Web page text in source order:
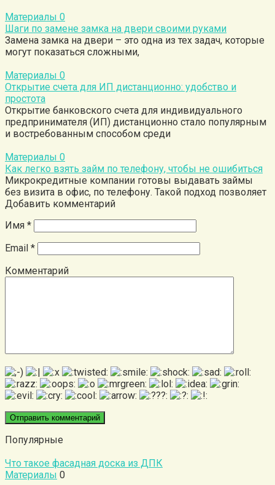
Материалы 0
Шаги по замене замка на двери своими руками
Замена замка на двери – это одна из тех задач, которые
могут показаться сложными,
Материалы 0
Открытие счета для ИП дистанционно: удобство и
простота
Открытие банковского счета для индивидуального
предпринимателя (ИП) дистанционно стало популярным
и востребованным способом среди
Материалы 0
Как легко взять займ по телефону, чтобы не ошибиться
Микрокредитные компании готовы выдавать займы
без визита в офис, по телефону. Такой подход позволяет
Добавить комментарий
Имя *
Email *
Комментарий
Популярные
Что такое фасадная доска из ДПК
Материалы 0